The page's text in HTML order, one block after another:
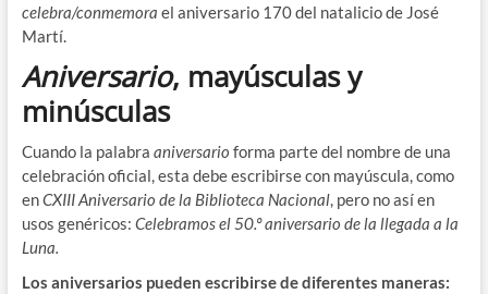
celebra/conmemora el aniversario 170 del natalicio de José
Martí.
Aniversario, mayúsculas y
minúsculas
Cuando la palabra aniversario forma parte del nombre de una
celebración oficial, esta debe escribirse con mayúscula, como
enCXIII Aniversario de la Biblioteca Nacional, pero no así en
usos genéricos: Celebramos el 50.º aniversario de la llegada a la
Luna.
Los aniversarios pueden escribirse de diferentes maneras: